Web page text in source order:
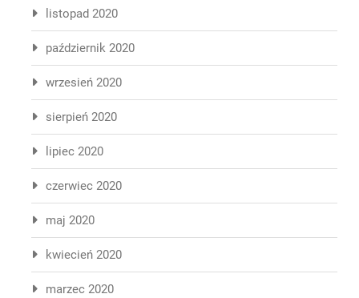
listopad 2020
październik 2020
wrzesień 2020
sierpień 2020
lipiec 2020
czerwiec 2020
maj 2020
kwiecień 2020
marzec 2020